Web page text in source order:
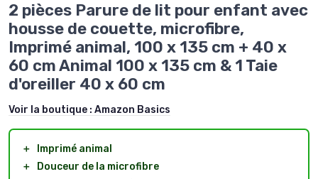
2 pièces Parure de lit pour enfant avec
housse de couette, microfibre,
Imprimé animal, 100 x 135 cm + 40 x
60 cm Animal 100 x 135 cm & 1 Taie
d'oreiller 40 x 60 cm
Voir la boutique : Amazon Basics
＋
Imprimé animal
＋
Douceur de la microfibre